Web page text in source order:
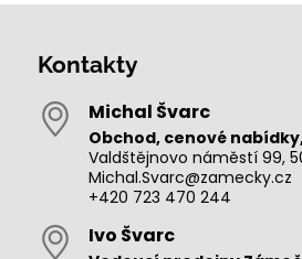
Kontakty
Michal Švarc
Obchod, cenové
Valdštějnovo náměstí 99,
Michal.Svarc@zamecky.cz
+420 723 470 244
Ivo Švarc